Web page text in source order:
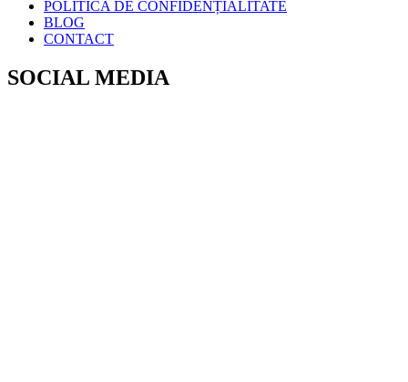
POLITICA DE CONFIDENȚIALITATE
BLOG
CONTACT
SOCIAL MEDIA